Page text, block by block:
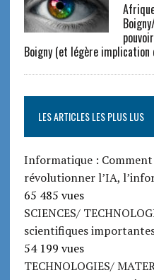
Boigny (et légère implication
LES ARTICLES LES PLUS LUS
Informatique :
révolutionner l’IA,
65 485 vues
SCIENCES/
scientifiques
54 199 vues
TECHNOLOGIES/